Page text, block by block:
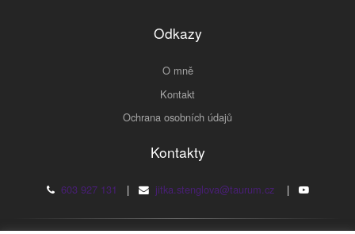
Odkazy
O mně
Kontakt
Ochrana osobních údajů
Kontakty
603 927 131 | jitka.stenglova@taurum.cz|